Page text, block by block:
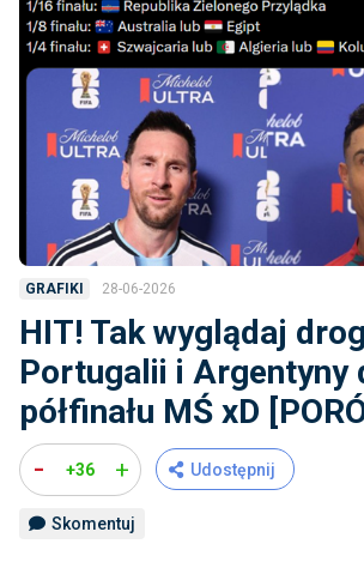
GRAFIKI 28-06-2026
HIT! Tak wyglądaj
Portugalii i Argentyny
półfinału MŚ xD
- +36 + Udostępnij
Skomentuj